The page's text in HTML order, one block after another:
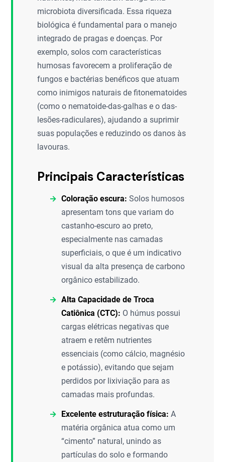
microbiota diversificada. Essa riqueza
biológica é fundamental para o manejo
integrado de pragas e doenças. Por
exemplo, solos com características
humosas favorecem a proliferação de
fungos e bactérias benéficos que atuam
como inimigos naturais de fitonematoides
(como o nematoide-das-galhas e o das-
lesões-radiculares), ajudando a suprimir
suas populações e reduzindo os danos às
lavouras.
Principais Características
Coloração escura: Solos humosos
apresentam tons que variam do
castanho-escuro ao preto,
especialmente nas camadas
superficiais, o que é um indicativo
visual da alta presença de carbono
orgânico estabilizado.
Alta Capacidade de Troca
Catiônica (CTC): O húmus possui
cargas elétricas negativas que
atraem e retêm nutrientes
essenciais (como cálcio, magnésio
e potássio), evitando que sejam
perdidos por lixiviação para as
camadas mais profundas.
Excelente estruturação física: A
matéria orgânica atua como um
“cimento” natural, unindo as
partículas do solo e formando